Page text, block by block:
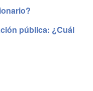
pública: ¿Cuál